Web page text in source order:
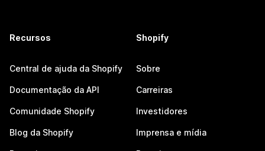
Recursos
Central de ajuda da Shopify
Documentação da API
Comunidade Shopify
Blog da Shopify
Shopify
Sobre
Carreiras
Investidores
Imprensa e mídia